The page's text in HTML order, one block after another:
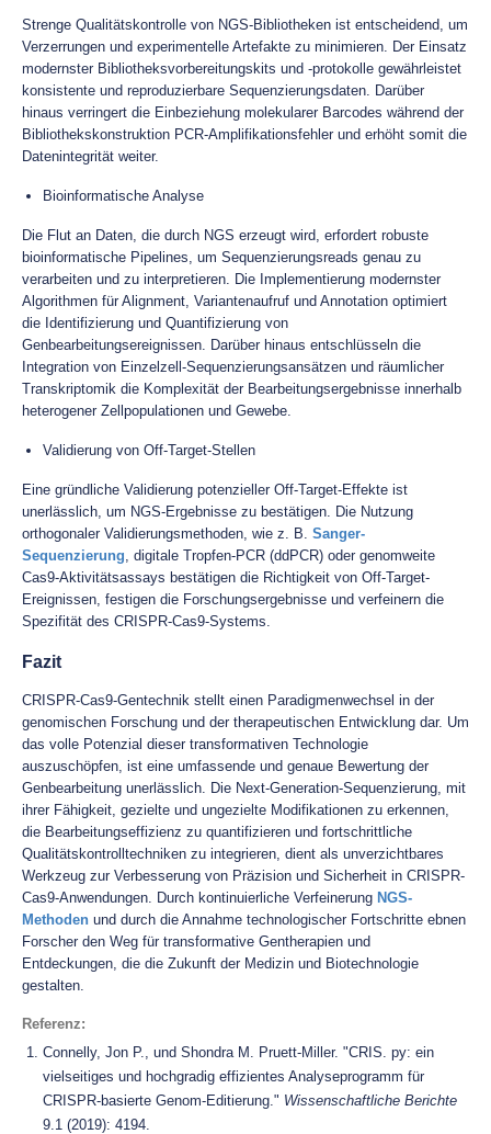
Strenge Qualitätskontrolle von NGS-Bibliotheken ist entscheidend, um
Verzerrungen und experimentelle Artefakte zu minimieren. Der Einsatz
modernster Bibliotheksvorbereitungskits und -protokolle gewährleistet
konsistente und reproduzierbare Sequenzierungsdaten. Darüber
hinaus verringert die Einbeziehung molekularer Barcodes während der
Bibliothekskonstruktion PCR-Amplifikationsfehler und erhöht somit die
Datenintegrität weiter.
Bioinformatische Analyse
Die Flut an Daten, die durch NGS erzeugt wird, erfordert robuste
bioinformatische Pipelines, um Sequenzierungsreads genau zu
verarbeiten und zu interpretieren. Die Implementierung modernster
Algorithmen für Alignment, Variantenaufruf und Annotation optimiert
die Identifizierung und Quantifizierung von
Genbearbeitungsereignissen. Darüber hinaus entschlüsseln die
Integration von Einzelzell-Sequenzierungsansätzen und räumlicher
Transkriptomik die Komplexität der Bearbeitungsergebnisse innerhalb
heterogener Zellpopulationen und Gewebe.
Validierung von Off-Target-Stellen
Eine gründliche Validierung potenzieller Off-Target-Effekte ist
unerlässlich, um NGS-Ergebnisse zu bestätigen. Die Nutzung
orthogonaler Validierungsmethoden, wie z. B. Sanger-
Sequenzierung, digitale Tropfen-PCR (ddPCR) oder genomweite
Cas9-Aktivitätsassays bestätigen die Richtigkeit von Off-Target-
Ereignissen, festigen die Forschungsergebnisse und verfeinern die
Spezifität des CRISPR-Cas9-Systems.
Fazit
CRISPR-Cas9-Gentechnik stellt einen Paradigmenwechsel in der
genomischen Forschung und der therapeutischen Entwicklung dar. Um
das volle Potenzial dieser transformativen Technologie
auszuschöpfen, ist eine umfassende und genaue Bewertung der
Genbearbeitung unerlässlich. Die Next-Generation-Sequenzierung, mit
ihrer Fähigkeit, gezielte und ungezielte Modifikationen zu erkennen,
die Bearbeitungseffizienz zu quantifizieren und fortschrittliche
Qualitätskontrolltechniken zu integrieren, dient als unverzichtbares
Werkzeug zur Verbesserung von Präzision und Sicherheit in CRISPR-
Cas9-Anwendungen. Durch kontinuierliche Verfeinerung NGS-
Methoden und durch die Annahme technologischer Fortschritte ebnen
Forscher den Weg für transformative Gentherapien und
Entdeckungen, die die Zukunft der Medizin und Biotechnologie
gestalten.
Referenz:
Connelly, Jon P., und Shondra M. Pruett-Miller. "CRIS. py: ein
vielseitiges und hochgradig effizientes Analyseprogramm für
CRISPR-basierte Genom-Editierung." Wissenschaftliche Berichte
9.1 (2019): 4194.